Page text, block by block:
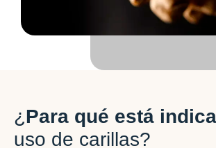
¿Para qué está
uso de carillas?